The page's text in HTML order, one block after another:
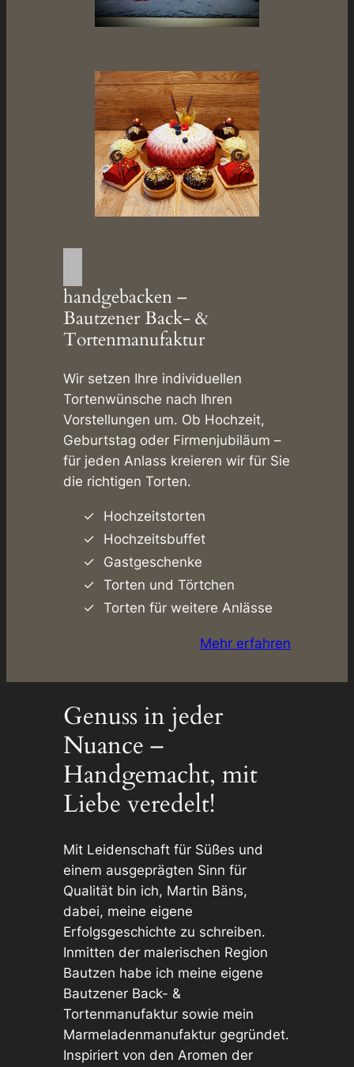
handgebacken –
Bautzener Back- &
Tortenmanufaktur
Wir setzen Ihre individuellen
Tortenwünsche nach Ihren
Vorstellungen um. Ob Hochzeit,
Geburtstag oder Firmenjubiläum –
für jeden Anlass kreieren wir für Sie
die richtigen Torten.
Hochzeitstorten
Hochzeitsbuffet
Gastgeschenke
Torten und Törtchen
Torten für weitere Anlässe
Mehr erfahren
Genuss in jeder
Nuance –
Handgemacht, mit
Liebe veredelt!
Mit Leidenschaft für Süßes und
einem ausgeprägten Sinn für
Qualität bin ich, Martin Bäns,
dabei, meine eigene
Erfolgsgeschichte zu schreiben.
Inmitten der malerischen Region
Bautzen habe ich meine eigene
Bautzener Back- &
Tortenmanufaktur sowie mein
Marmeladenmanufaktur gegründet.
Inspiriert von den Aromen der